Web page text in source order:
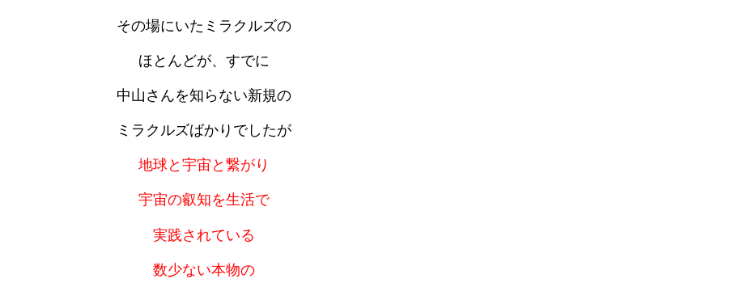
その場にいたミラクルズの
ほとんどが、すでに
中山さんを知らない新規の
ミラクルズばかりでしたが
地球と宇宙と繋がり
宇宙の叡知を生活で
実践されている
数少ない本物の